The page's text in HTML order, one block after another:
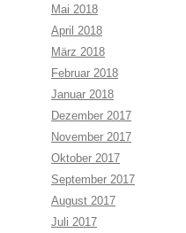
Mai 2018
April 2018
März 2018
Februar 2018
Januar 2018
Dezember 2017
November 2017
Oktober 2017
September 2017
August 2017
Juli 2017